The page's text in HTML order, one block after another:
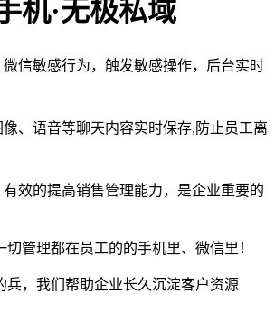
机·无极私域
微信敏感行为，触发敏感操作，后台实时
、语音等聊天内容实时保存,防止员工离
效的提高销售管理能力，是企业重要的
管理都在员工的的手机里、微信里！
兵，我们帮助企业长久沉淀客户资源